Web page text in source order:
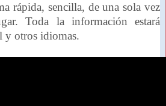
rápida, sencilla, de una sola vez
Toda la información estará
y otros idiomas.